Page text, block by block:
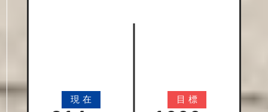
現 在 目 標